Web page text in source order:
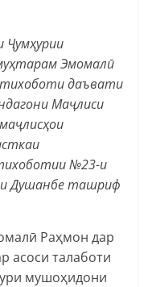
Ҷумҳурии
Эмомалӣ
даъвати
Маҷлиси
№23-и
Душанбе ташриф
Раҳмон дар
асоси талаботи
мушоҳидони